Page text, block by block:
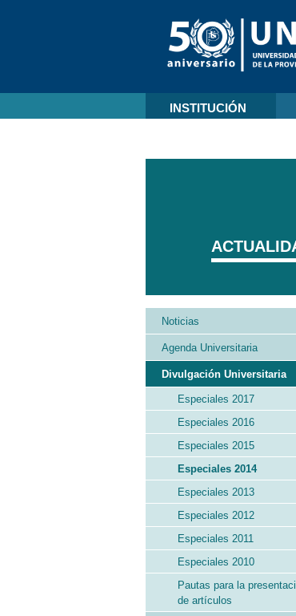
INSTITUCIÓN
Noticias
Agenda Universitaria
Divulgación Universitaria
Especiales 2017
Especiales 2016
Especiales 2015
Especiales 2014
Especiales 2013
Especiales 2012
Especiales 2011
Especiales 2010
Pautas para la
de artículos